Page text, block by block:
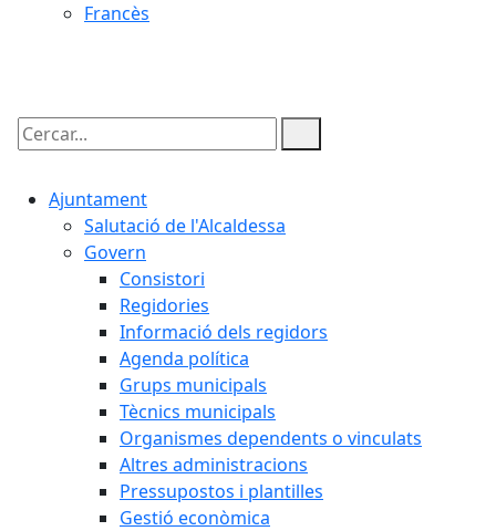
Francès
Cercar:
Ajuntament
Salutació de l'Alcaldessa
Govern
Consistori
Regidories
Informació dels regidors
Agenda política
Grups municipals
Tècnics municipals
Organismes dependents o vinculats
Altres administracions
Pressupostos i plantilles
Gestió econòmica